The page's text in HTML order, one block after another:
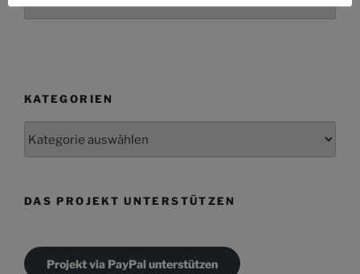
KATEGORIEN
DAS PROJEKT UNTERSTÜTZEN
Projekt via PayPal unterstützen